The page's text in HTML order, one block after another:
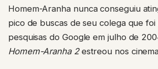
Homem-Aranha nunca conseguiu
pico de buscas de seu colega que foi
pesquisas do Google em julho de
Homem-Aranha 2estreou nos